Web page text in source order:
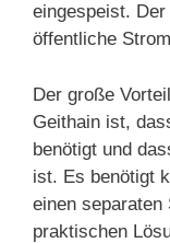
eingespeist.
öffentliche
Der große
Geithain ist,
benötigt und
ist. Es benötigt
einen
praktischen